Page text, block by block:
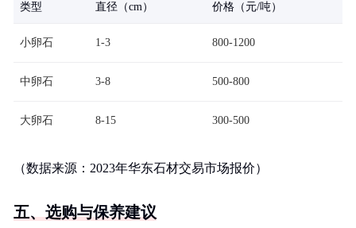
类型 直径（cm） 价格（元/吨）
小卵石 1-3 800-1200
中卵石 3-8 500-800
大卵石 8-15 300-500
（数据来源：2023年华东石材交易市场报价）
五、选购与保养建议